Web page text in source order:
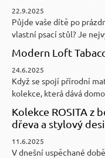
22.9.2025
Půjde vaše dítě po
vlastní psací stůl? Je
Modern Loft
24.6.2025
Když se spojí přírodní
kolekce, která dává
Kolekce ROSITA z
dřeva a stylový
11.6.2025
V dnešní uspěchané